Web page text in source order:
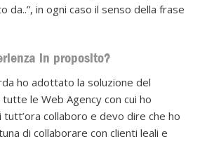
da..”, in ogni caso il senso della frase
in proposito?
ho adottato la soluzione del
le Web Agency con cui ho
tutt’ora collaboro e devo dire che ho
di collaborare con clienti leali e